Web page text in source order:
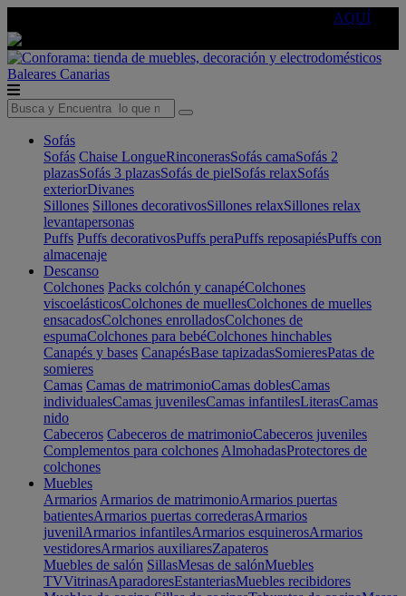
AQUÍ
Baleares Canarias
Sofás
Sofás Chaise LongueRinconerasSofás camaSofás 2
plazasSofás 3 plazasSofás de pielSofás relaxSofás
exteriorDivanes
Sillones Sillones decorativosSillones relaxSillones relax
levantapersonas
Puffs Puffs decorativosPuffs peraPuffs reposapiésPuffs con
almacenaje
Descanso
Colchones Packs colchón y canapéColchones
viscoelásticosColchones de muellesColchones de muelles
ensacadosColchones enrolladosColchones de
espumaColchones para bebéColchones hinchables
Canapés y bases CanapésBase tapizadasSomieresPatas de
somieres
Camas Camas de matrimonioCamas doblesCamas
individualesCamas juvenilesCamas infantilesLiterasCamas
nido
Cabeceros Cabeceros de matrimonioCabeceros juveniles
Complementos para colchones AlmohadasProtectores de
colchones
Muebles
Armarios Armarios de matrimonioArmarios puertas
batientesArmarios puertas correderasArmarios
juvenilArmarios infantilesArmarios esquinerosArmarios
vestidoresArmarios auxiliaresZapateros
Muebles de salón SillasMesas de salónMuebles
TVVitrinasAparadoresEstanteriasMuebles recibidores